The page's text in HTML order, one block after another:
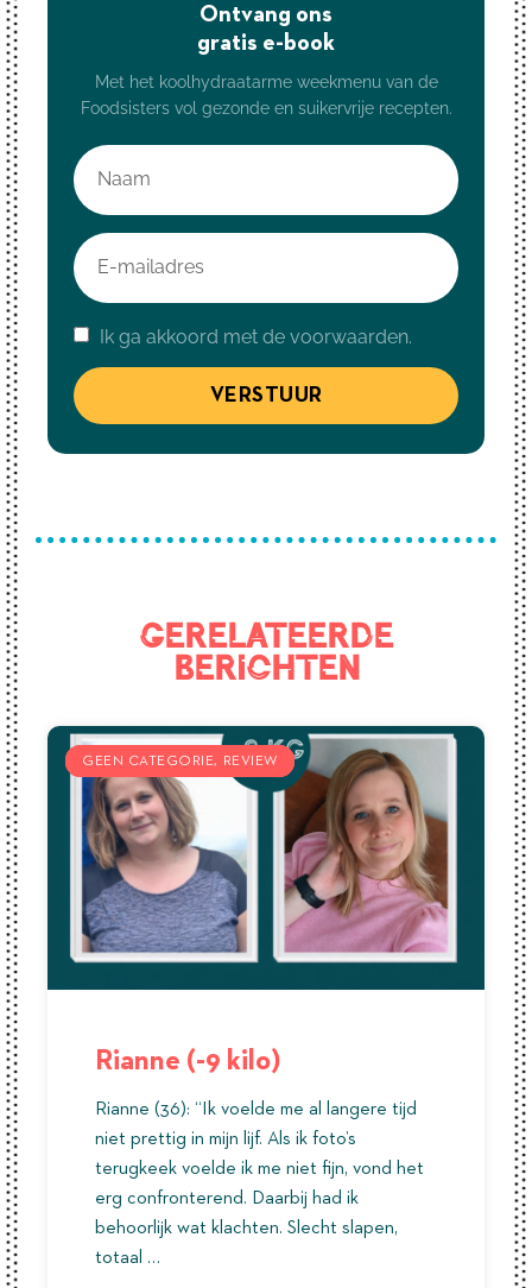
Ontvang ons
gratis e-book
Met het koolhydraatarme weekmenu van de
Foodsisters vol gezonde en suikervrije recepten.
Ik ga akkoord met de voorwaarden.
VERSTUUR
Gerelateerde
berichten
GEEN CATEGORIE REVIEW
Rianne (-9 kilo)
Rianne (36): “Ik voelde me al langere tijd
niet prettig in mijn lijf. Als ik foto’s
terugkeek voelde ik me niet fijn, vond het
erg confronterend. Daarbij had ik
behoorlijk wat klachten. Slecht slapen,
totaal …
GEEN CATEGORIE REVIEW
GEEN CATEGORIE REVIEW